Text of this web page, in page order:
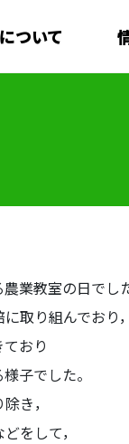
ついて
業教室の日でし
取り組んでおり，
おり
子でした。
き，
をして，